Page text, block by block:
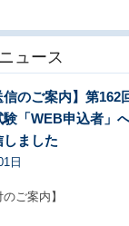
ュース
信のご案内】第162
「WEB申込者」
ました
日
のご案内】